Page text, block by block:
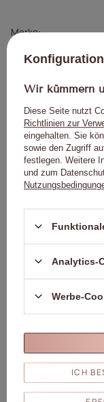
Marke
zuständige Stelle in
Symbol
Typ
Verantwortliche
Person/Hersteller
Wir kümmern
Diese Seite nutzt
Richtlinien zur
eingehalten. Sie
sowie den Zugriff
festlegen. Weitere
und zum
Analytics-
Werbe-
ICH